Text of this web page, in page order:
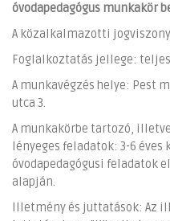
óvodapedagógus munkakör
A közalkalmazotti
Foglalkoztatás jellege:
A munkavégzés helye: Pest
utca 3.
A munkakörbe tartozó,
lényeges feladatok: 3-6
óvodapedagógusi feladatok
alapján.
Illetmény és juttatások: Az